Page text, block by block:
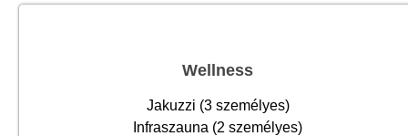
Wellness
Jakuzzi (3 személyes)
Infraszauna (2 személyes)